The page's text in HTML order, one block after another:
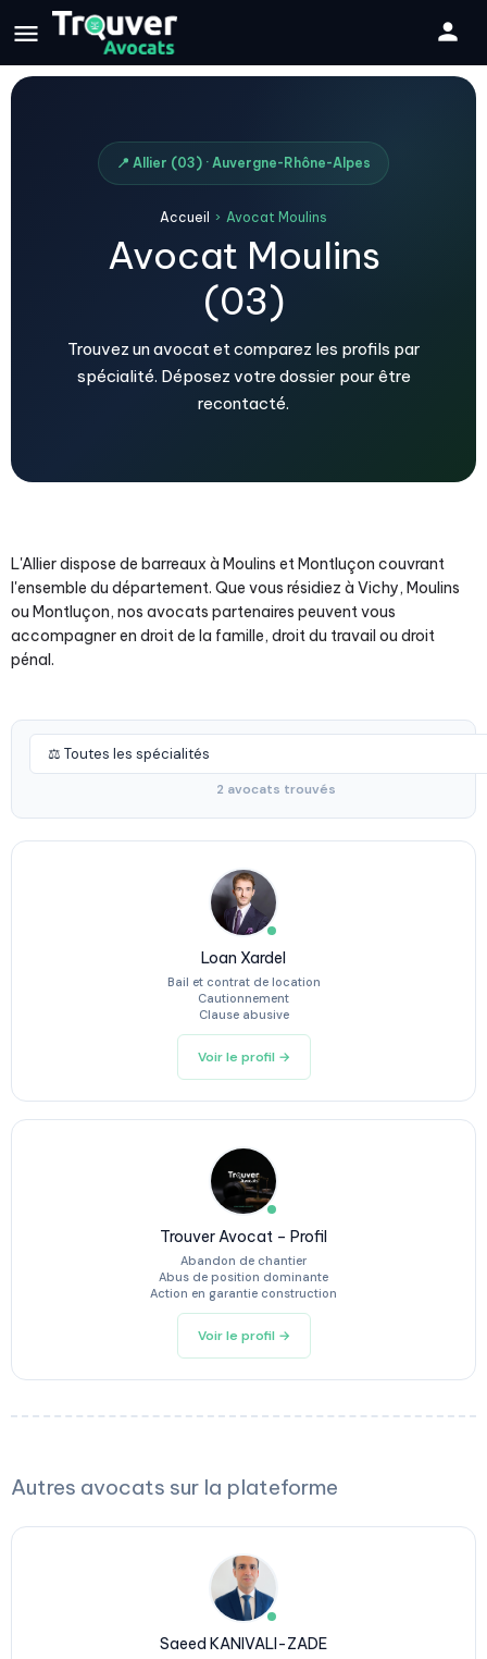
📍 Allier (03) · Auvergne-Rhône-Alpes
Accueil › Avocat Moulins
Avocat Moulins
(03)
Trouvez un avocat et comparez les profils par
spécialité. Déposez votre dossier pour être
recontacté.
L'Allier dispose de barreaux à Moulins et Montluçon couvrant
l'ensemble du département. Que vous résidiez à Vichy, Moulins
ou Montluçon, nos avocats partenaires peuvent vous
accompagner en droit de la famille, droit du travail ou droit
pénal.
2 avocats trouvés
Loan Xardel
Bail et contrat de location
Cautionnement
Clause abusive
Voir le profil →
Trouver Avocat – Profil
Abandon de chantier
Abus de position dominante
Action en garantie construction
Voir le profil →
Autres avocats sur la plateforme
Saeed KANIVALI-ZADE